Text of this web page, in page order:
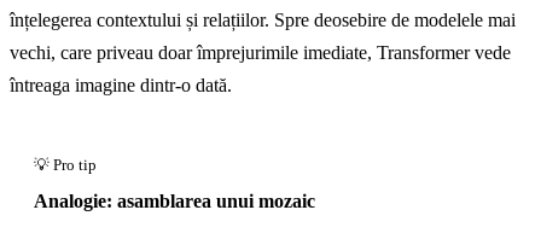
înțelegerea contextului și relațiilor. Spre deosebire de modelele mai
vechi, care priveau doar împrejurimile imediate, Transformer vede
întreaga imagine dintr-o dată.
Analogie: asamblarea unui mozaic